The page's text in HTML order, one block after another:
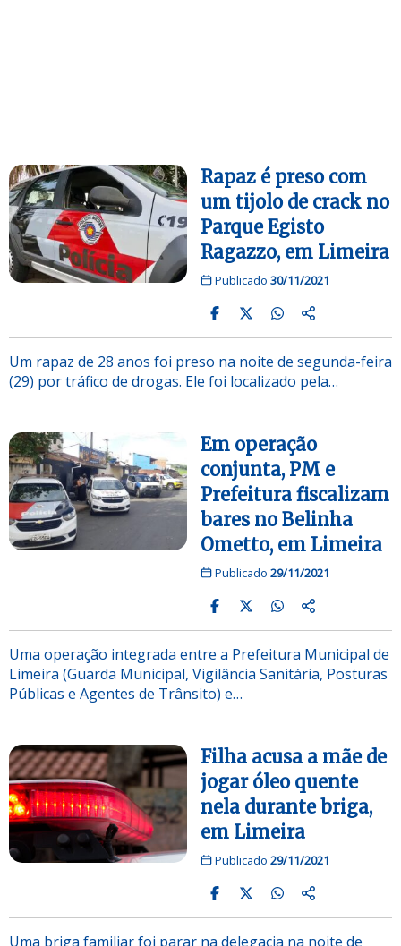
Rapaz é preso com
um tijolo de crack no
Parque Egisto
Ragazzo, em Limeira
Publicado 30/11/2021
Um rapaz de 28 anos foi preso na noite de segunda-feira
(29) por tráfico de drogas. Ele foi localizado pela…
Em operação
conjunta, PM e
Prefeitura fiscalizam
bares no Belinha
Ometto, em Limeira
Publicado 29/11/2021
Uma operação integrada entre a Prefeitura Municipal de
Limeira (Guarda Municipal, Vigilância Sanitária, Posturas
Públicas e Agentes de Trânsito) e…
Filha acusa a mãe de
jogar óleo quente
nela durante briga,
em Limeira
Publicado 29/11/2021
Uma briga familiar foi parar na delegacia na noite de